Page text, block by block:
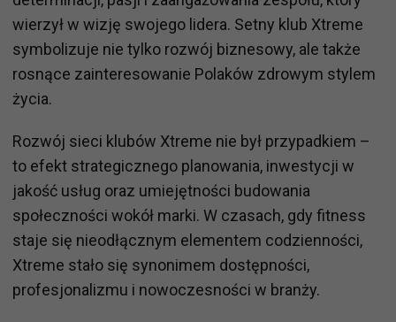
wierzył w wizję swojego lidera. Setny klub Xtreme
symbolizuje nie tylko rozwój biznesowy, ale także
rosnące zainteresowanie Polaków zdrowym stylem
życia.
Rozwój sieci klubów Xtreme nie był przypadkiem –
to efekt strategicznego planowania, inwestycji w
jakość usług oraz umiejętności budowania
społeczności wokół marki. W czasach, gdy fitness
staje się nieodłącznym elementem codzienności,
Xtreme stało się synonimem dostępności,
profesjonalizmu i nowoczesności w branży.